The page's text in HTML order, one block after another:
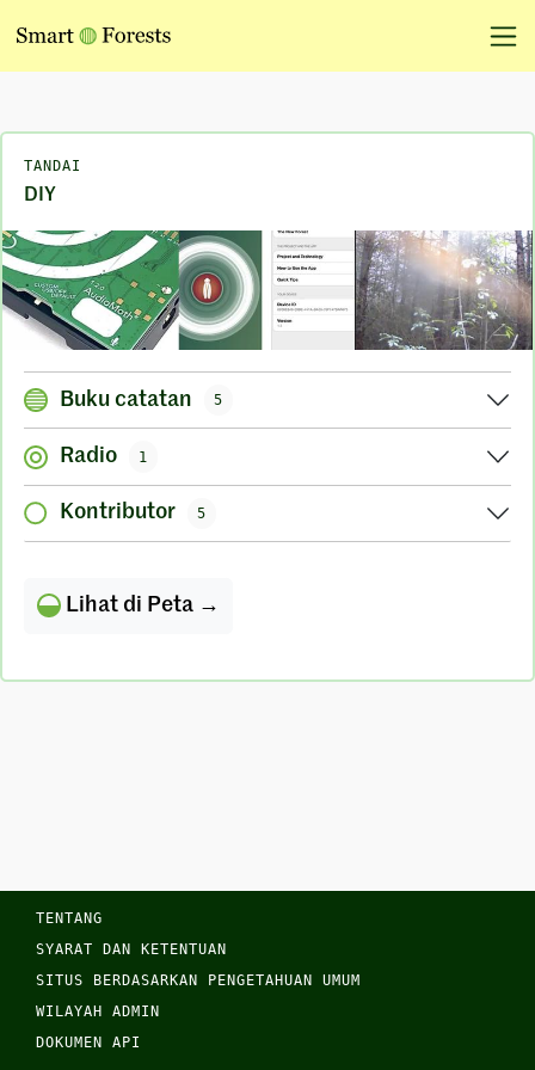
TANDAI
DIY
Buku catatan 5
Radio 1
Kontributor 5
Lihat di Peta →
TENTANG
SYARAT DAN KETENTUAN
SITUS BERDASARKAN PENGETAHUAN UMUM
WILAYAH ADMIN
DOKUMEN API